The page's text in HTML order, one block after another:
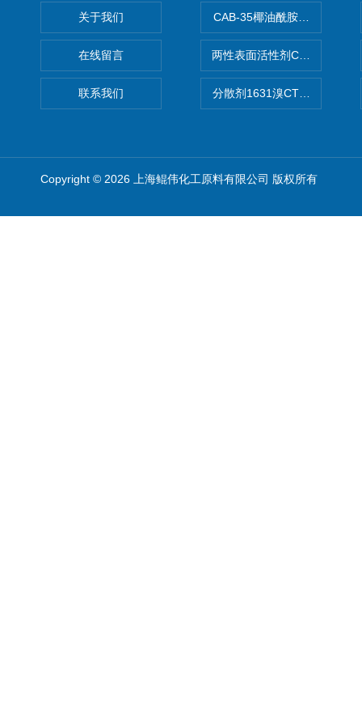
关于我们
在线留言
联系我们
CAB-35椰油酰胺丙基甜菜碱
两性表面活性剂CAB-30椰油
分散剂1631溴CTAB（十六烷
Copyright © 2026 上海鲲伟化工原料有限公司 版权所有